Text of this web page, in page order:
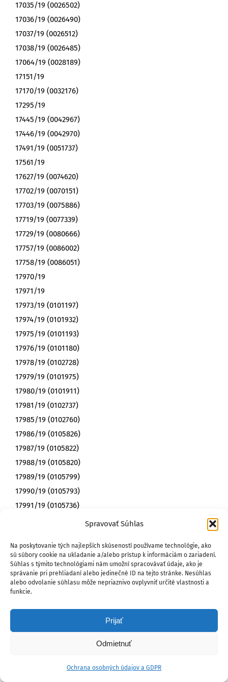
Spravovať Súhlas
Na poskytovanie tých najlepších skúseností používame technológie, ako
sú súbory cookie na ukladanie a/alebo prístup k informáciám o zariadení.
Súhlas s týmito technológiami nám umožní spracovávať údaje, ako je
správanie pri prehliadaní alebo jedinečné ID na tejto stránke. Nesúhlas
alebo odvolanie súhlasu môže nepriaznivo ovplyvniť určité vlastnosti a
funkcie.
Prijať
Odmietnuť
Ochrana osobných údajov a GDPR
17035/19 (0026502)
17036/19 (0026490)
17037/19 (0026512)
17038/19 (0026485)
17064/19 (0028189)
17151/19
17170/19 (0032176)
17295/19
17445/19 (0042967)
17446/19 (0042970)
17491/19 (0051737)
17561/19
17627/19 (0074620)
17702/19 (0070151)
17703/19 (0075886)
17719/19 (0077339)
17729/19 (0080666)
17757/19 (0086002)
17758/19 (0086051)
17970/19
17971/19
17973/19 (0101197)
17974/19 (0101932)
17975/19 (0101193)
17976/19 (0101180)
17978/19 (0102728)
17979/19 (0101975)
17980/19 (0101911)
17981/19 (0102737)
17985/19 (0102760)
17986/19 (0105826)
17987/19 (0105822)
17988/19 (0105820)
17989/19 (0105799)
17990/19 (0105793)
17991/19 (0105736)
17998/19
17999/19
18000/19 (0105763)
18001/19 (0105757)
18006/19 (0108658)
18010/19 (0108666)